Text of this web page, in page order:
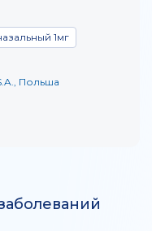
1мг
Польша